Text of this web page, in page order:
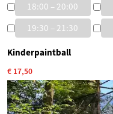
18:00 – 20:00
19:30 – 21:30
Kinderpaintball
€ 17,50